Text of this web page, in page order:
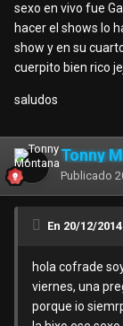
sexo en vivo fue
hacer el shows lo
show y en su
cuerpito bien rico
saludos
Tonny
Publicado
En 20/12/
hola cofrade
viernes, una
porque io